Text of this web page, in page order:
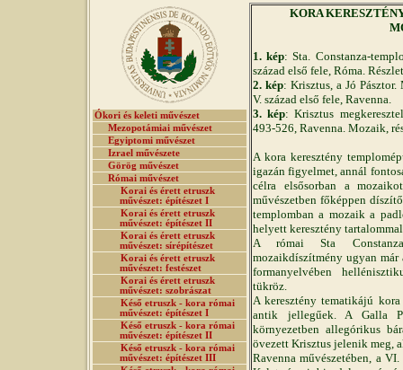
Ókori és keleti művészet
Mezopotámiai művészet
Egyiptomi művészet
Izrael művészete
Görög művészet
Római művészet
Korai és érett etruszk
művészet: építészet I
Korai és érett etruszk
művészet: építészet II
Korai és érett etruszk
művészet: sírépítészet
Korai és érett etruszk
művészet: festészet
Korai és érett etruszk
művészet: szobrászat
Késő etruszk - kora római
művészet: építészet I
Késő etruszk - kora római
művészet: építészet II
Késő etruszk - kora római
művészet: építészet III
KORA
1. kép: Sta. Constanza-
század első fele, Róma. Részlet
2. kép: Krisztus, a Jó
V. század első fele, Ravenna.
3. kép: Krisztus
493-526, Ravenna. Mozaik,
A kora keresztény
igazán figyelmet, annál
célra elsősorban a
művészetben főképpen
templomban a mozaik a
helyett keresztény
A római Sta
mozaikdíszítmény ugyan
formanyelvében
tükröz.
A keresztény tematikájú
antik jellegűek. A Galla
környezetben allegórikus
övezett Krisztus jelenik meg,
Ravenna művészetében, a